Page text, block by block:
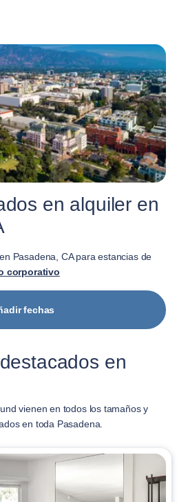
en alquiler en
Pasadena, CA para estancias de
corporativo
fechas
en
vienen en todos los tamaños y
en toda Pasadena.